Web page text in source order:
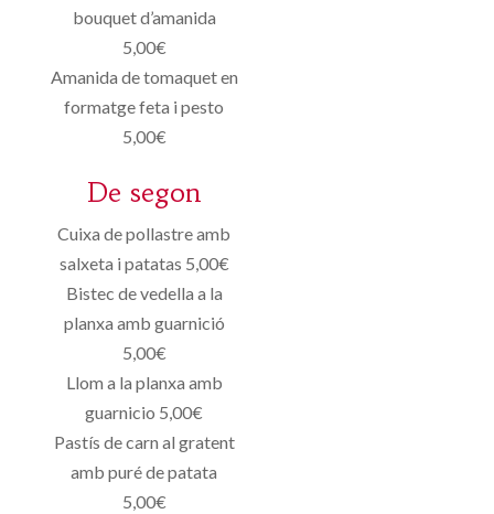
bouquet d’amanida
5,00€
Amanida de tomaquet en
formatge feta i pesto
5,00€
De segon
Cuixa de pollastre amb
salxeta i patatas 5,00€
Bistec de vedella a la
planxa amb guarnició
5,00€
Llom a la planxa amb
guarnicio 5,00€
Pastís de carn al gratent
amb puré de patata
5,00€